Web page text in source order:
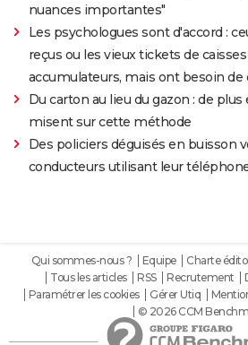
nuances importantes"
Les psychologues sont d'accord :
reçus ou les vieux tickets de
accumulateurs, mais ont besoin de
Du carton au lieu du gazon : de
misent sur cette méthode
Des policiers déguisés en buisson
conducteurs utilisant leur
Qui sommes-nous ? Equipe Charte
Tous les articles
RSS Recrutement
Paramétrer les cookies
Gérer Utiq
© 2026 CCM